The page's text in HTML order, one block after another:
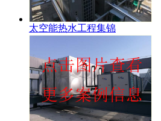
太空能热水工程集锦